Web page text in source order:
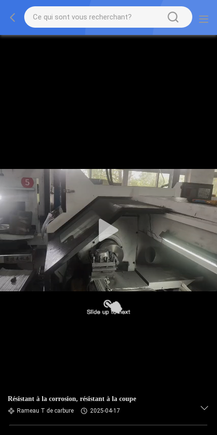
Résistant à la corrosion, résistant à la coupe
Rameau T de carbure 2025-04-17